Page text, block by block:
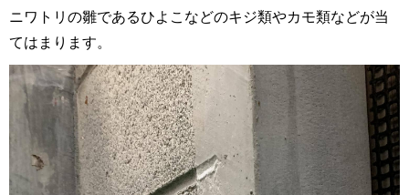
ニワトリの雛であるひよこなどのキジ類やカモ類などが当
てはまります。